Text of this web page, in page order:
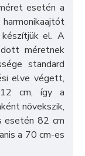
esetén a
harmonikaajtót
készítjük el. A
méretnek
standard
elve végett,
12 cm, így a
növekszik,
esetén 82 cm
a 70 cm-es